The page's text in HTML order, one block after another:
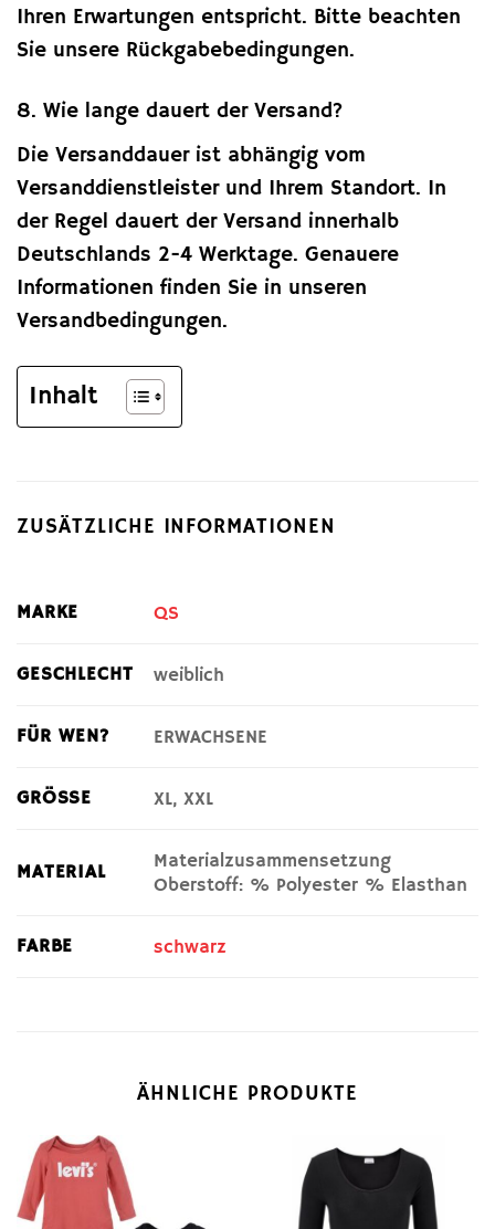
Ihren Erwartungen entspricht. Bitte beachten
Sie unsere Rückgabebedingungen.
8. Wie lange dauert der Versand?
Die Versanddauer ist abhängig vom
Versanddienstleister und Ihrem Standort. In
der Regel dauert der Versand innerhalb
Deutschlands 2-4 Werktage. Genauere
Informationen finden Sie in unseren
Versandbedingungen.
Inhalt
ZUSÄTZLICHE INFORMATIONEN
MARKE QS
GESCHLECHT weiblich
FÜR WEN? ERWACHSENE
GRÖSSE XL, XXL
MATERIAL
Materialzusammensetzung
Oberstoff: % Polyester % Elasthan
FARBE schwarz
ÄHNLICHE PRODUKTE